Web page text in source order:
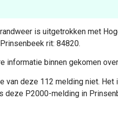
is uitgetrokken met
rit: 84820.
informatie binnen gekomen
van deze 112 melding niet.
deze P2000-melding in